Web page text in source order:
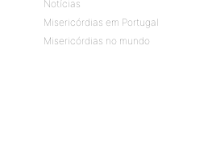
Notícias
Misericórdias em Portugal
Misericórdias no mundo